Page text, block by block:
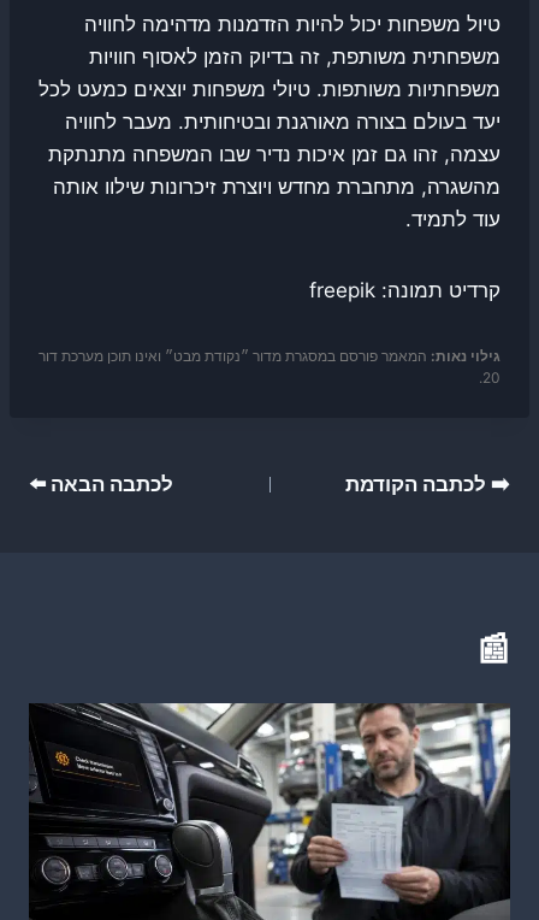
טיול משפחות יכול להיות הזדמנות מדהימה לחוויה
משפחתית משותפת, זה בדיוק הזמן לאסוף חוויות
משפחתיות משותפות. טיולי משפחות יוצאים כמעט לכל
יעד בעולם בצורה מאורגנת ובטיחותית. מעבר לחוויה
עצמה, זהו גם זמן איכות נדיר שבו המשפחה מתנתקת
מהשגרה, מתחברת מחדש ויוצרת זיכרונות שילוו אותה
עוד לתמיד.
קרדיט תמונה: freepik
גילוי נאות: המאמר פורסם במסגרת מדור ״נקודת מבט״ ואינו תוכן מערכת דור
20.
ניווט
➡️ לכתבה הקודמת לכתבה הבאה ⬅️
📰